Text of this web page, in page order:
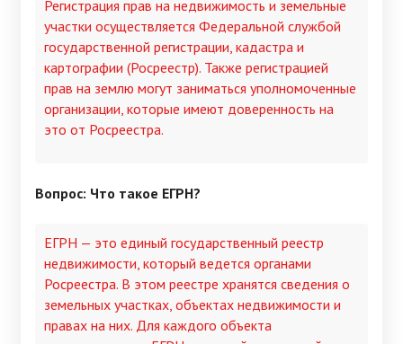
Регистрация прав на недвижимость и земельные
участки осуществляется Федеральной службой
государственной регистрации, кадастра и
картографии (Росреестр). Также регистрацией
прав на землю могут заниматься уполномоченные
организации, которые имеют доверенность на
это от Росреестра.
Вопрос: Что такое ЕГРН?
ЕГРН — это единый государственный реестр
недвижимости, который ведется органами
Росреестра. В этом реестре хранятся сведения о
земельных участках, объектах недвижимости и
правах на них. Для каждого объекта